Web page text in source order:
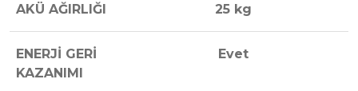
AKÜ AĞIRLIĞI 25 kg
ENERJİ GERİ
KAZANIMI
Evet